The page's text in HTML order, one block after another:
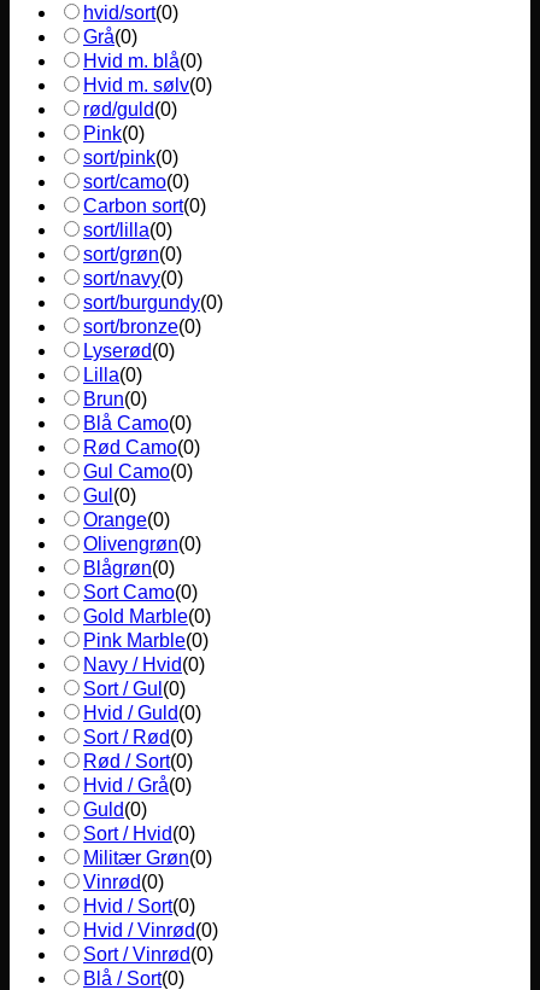
hvid/sort(0)
Grå(0)
Hvid m. blå(0)
Hvid m. sølv(0)
rød/guld(0)
Pink(0)
sort/pink(0)
sort/camo(0)
Carbon sort(0)
sort/lilla(0)
sort/grøn(0)
sort/navy(0)
sort/burgundy(0)
sort/bronze(0)
Lyserød(0)
Lilla(0)
Brun(0)
Blå Camo(0)
Rød Camo(0)
Gul Camo(0)
Gul (0)
Orange(0)
Olivengrøn(0)
Blågrøn(0)
Sort Camo(0)
Gold Marble(0)
Pink Marble(0)
Navy / Hvid(0)
Sort / Gul (0)
Hvid / Guld(0)
Sort / Rød(0)
Rød / Sort(0)
Hvid / Grå(0)
Guld(0)
Sort / Hvid(0)
Militær Grøn(0)
Vinrød(0)
Hvid / Sort(0)
Hvid / Vinrød(0)
Sort / Vinrød(0)
Blå / Sort(0)